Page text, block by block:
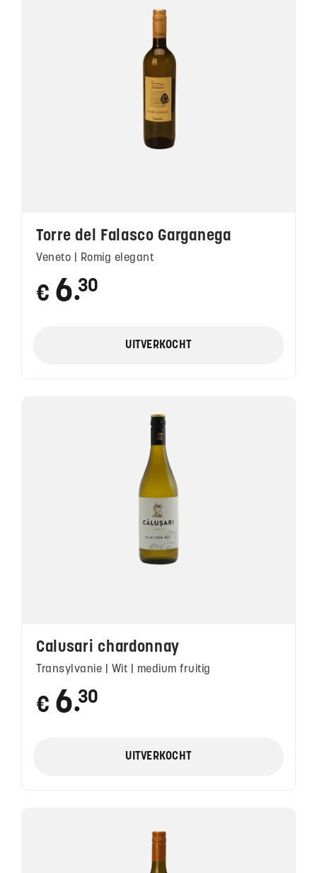
Torre del Falasco Garganega
Veneto | Romig elegant
€ 6●
30
UITVERKOCHT
Calusari chardonnay
Transylvanie | Wit | medium fruitig
€ 6●
30
UITVERKOCHT